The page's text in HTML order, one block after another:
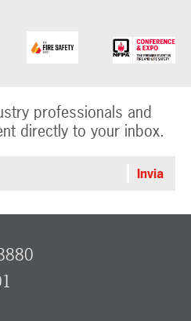
professionals and
directly to your inbox.